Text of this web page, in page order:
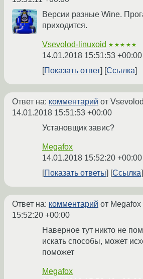
Версии разные Wine.
приходится.
Vsevolod-linuxoid ★★★★★
14.01.2018 15:51:53 +00:00
Показать ответ
Ссылка
Ответ на: комментарий от
14.01.2018 15:51:53 +00:00
Установщик завис?
Megafox
14.01.2018 15:52:20 +00:00
Показать ответы Ссылка
Ответ на: комментарий от Megafox
15:52:20 +00:00
Наверное тут никто не
искать способы, может
поможет
Megafox